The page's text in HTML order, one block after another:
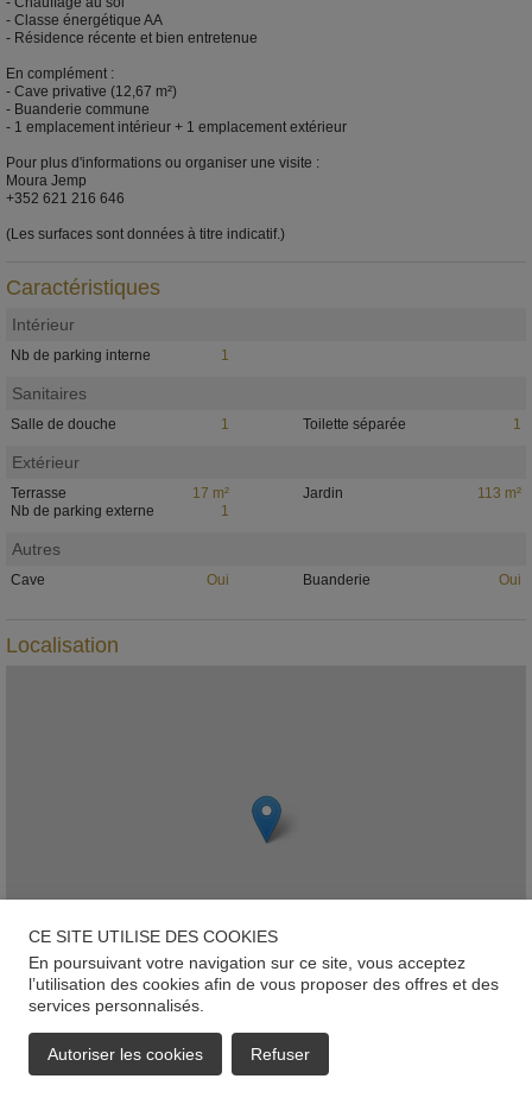
- Classe énergétique AA
- Résidence récente et bien entretenue
En complément :
- Cave privative (12,67 m²)
- Buanderie commune
- 1 emplacement intérieur + 1 emplacement extérieur
Pour plus d'informations ou organiser une visite :
Moura Jemp
+352 621 216 646
(Les surfaces sont données à titre indicatif.)
Caractéristiques
Intérieur
Nb de parking interne 1
Sanitaires
Salle de douche 1 Toilette séparée 1
Extérieur
Terrasse 17 m² Jardin
113 m²
Nb de parking externe
1
Autres
Cave Oui Buanderie Oui
Localisation
Bofferdange
CE SITE UTILISE DES COOKIES
En poursuivant votre navigation sur ce site, vous acceptez
l’utilisation des cookies afin de vous proposer des offres et des
services personnalisés.
Autoriser les cookies Refuser